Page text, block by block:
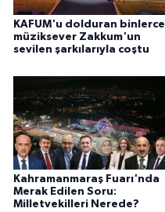
KAFUM'u dolduran binlerce
müziksever Zakkum'un
sevilen şarkılarıyla coştu
Kahramanmaraş Fuarı'nda
Merak Edilen Soru:
Milletvekilleri Nerede?